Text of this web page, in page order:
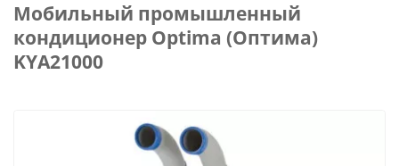
Мобильный промышленный
кондиционер Optima (Оптима)
KYA21000